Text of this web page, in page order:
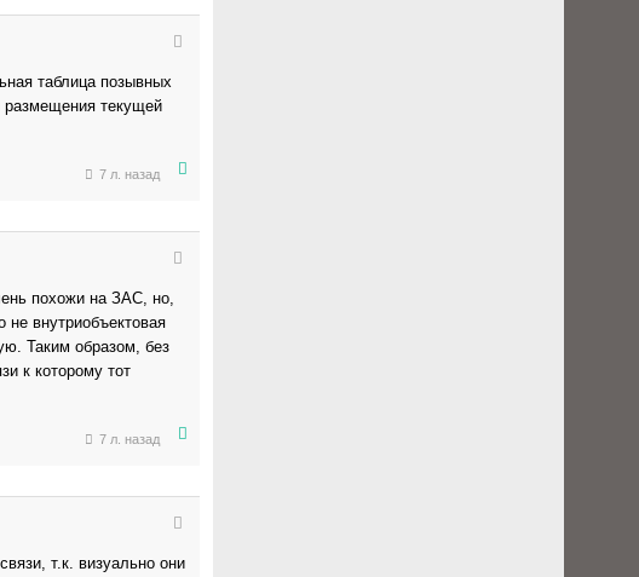
таблица позывных
размещения текущей
7 л. назад
похожи на ЗАС, но,
внутриобъектовая
Таким образом, без
к которому тот
7 л. назад
т.к. визуально они